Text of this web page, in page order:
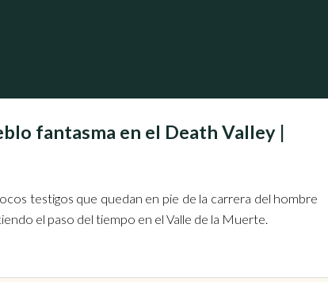
fantasma en el Death Valley |
testigos que quedan en pie de la carrera del hombre
el paso del tiempo en el Valle de la Muerte.